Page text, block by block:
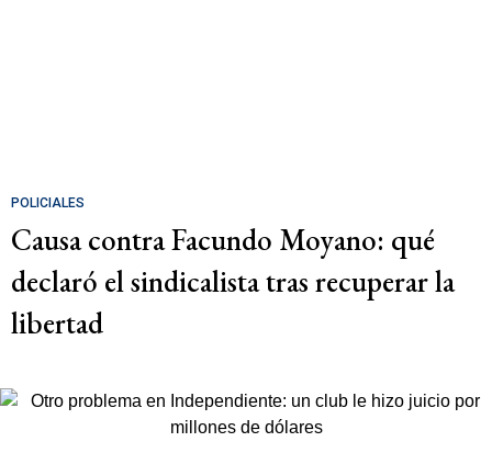
POLICIALES
Causa contra Facundo Moyano: qué
declaró el sindicalista tras recuperar la
libertad